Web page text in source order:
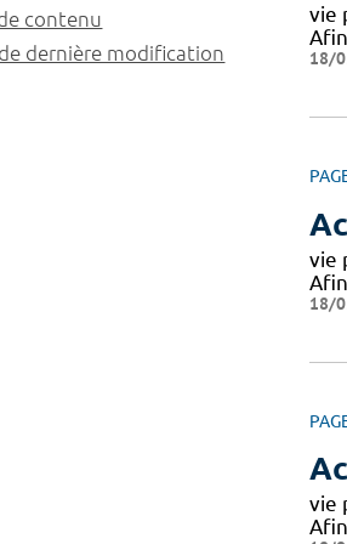
vie
18/
vie
18/
vie
contenu
dernière modification